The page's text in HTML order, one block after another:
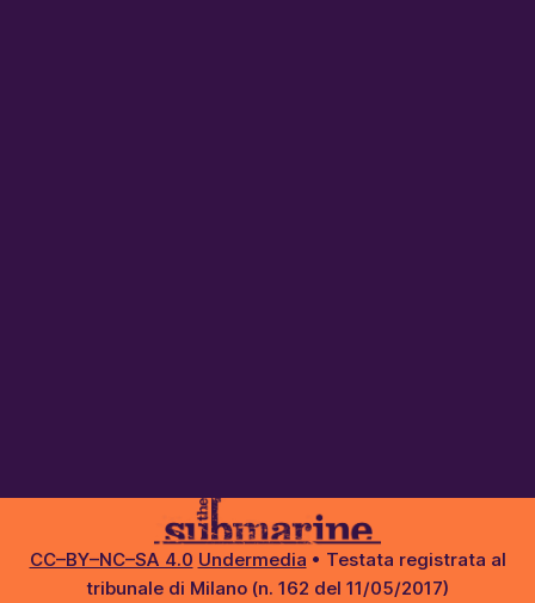
CC–BY–NC–SA 4.0 Undermedia • Testata registrata al
tribunale di Milano (n. 162 del 11/05/2017)